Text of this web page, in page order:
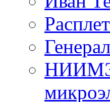
НИИМЭ